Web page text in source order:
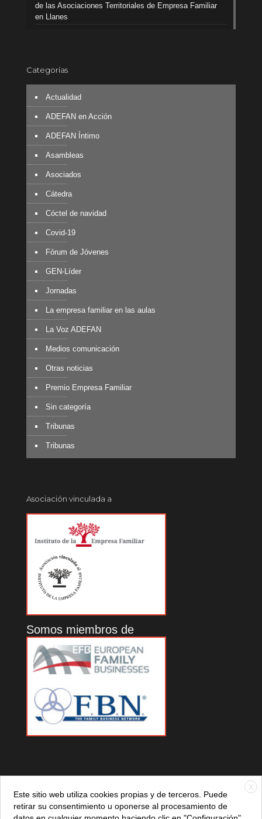
de las Asociaciones Territoriales de Empresa Familiar
en Llanes
Categorías
Actualidad
ADEFAN en Acción
ADEFAN Íntimo
Asambleas
Asociados
Cátedra
Cóctel de navidad
Covid-19
Fórum de Jóvenes
GEN-Líder
Jornadas
La empresa familiar en las aulas
La Voz ADEFAN
Medios comunicación
Otras noticias
Premio Empresa Familiar
Sin categoría
Tribunas
Tribunas
Asociación vinculada a
Somos miembros de
X
Este sitio web utiliza cookies propias y de terceros. Puede
retirar su consentimiento u oponerse al procesamiento de